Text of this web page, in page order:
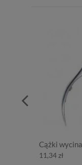
Cążki
11,34 zł